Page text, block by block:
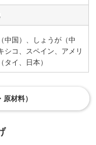
中国）、しょうが（中
シコ、スペイン、アメリ
イ、日本）
材料）